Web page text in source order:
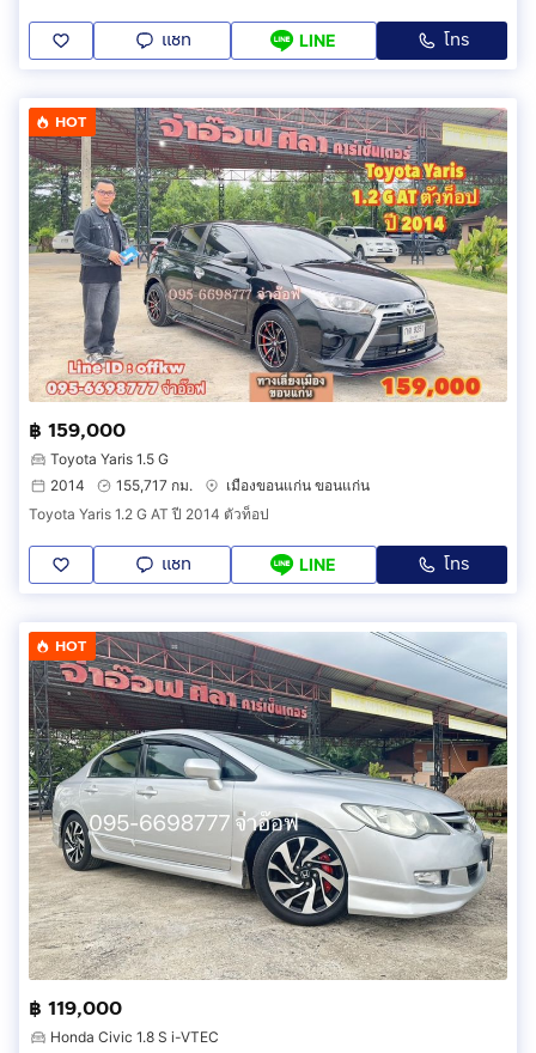
แชท LINE โทร
HOT
฿ 159,000
Toyota Yaris 1.5 G
2014
155,717 กม.
เมืองขอนแก่น ขอนแก่น
Toyota Yaris 1.2 G AT ปี 2014 ตัวท็อป
แชท LINE โทร
HOT
฿ 119,000
Honda Civic 1.8 S i-VTEC